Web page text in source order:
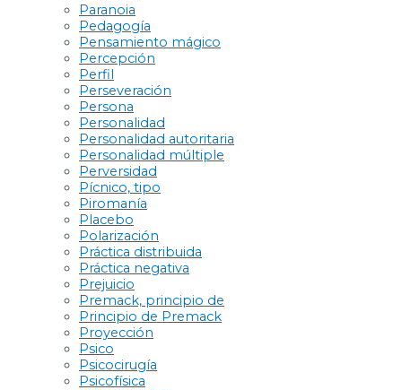
Paranoia
Pedagogía
Pensamiento mágico
Percepción
Perfil
Perseveración
Persona
Personalidad
Personalidad autoritaria
Personalidad múltiple
Perversidad
Pícnico, tipo
Piromanía
Placebo
Polarización
Práctica distribuida
Práctica negativa
Prejuicio
Premack, principio de
Principio de Premack
Proyección
Psico
Psicocirugía
Psicofísica